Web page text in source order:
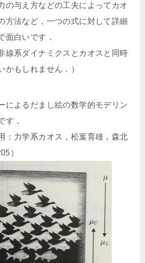
の与え方などの工夫によってカオ
方法など，一つの式に対して詳細
面白いです．
線系ダイナミクスとカオスと同時
かもしれません．）
によるだまし絵の数学的モデリン
す．
：力学系カオス，松葉育雄，森北
）